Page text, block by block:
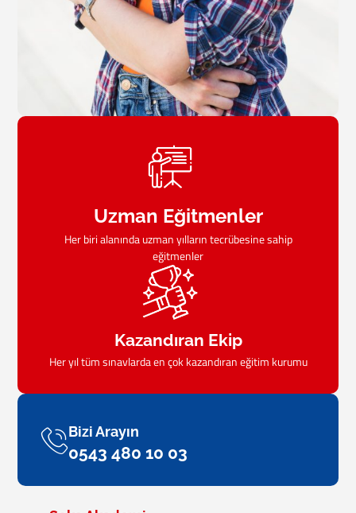
Uzman Eğitmenler
Her biri alanında uzman yılların tecrübesine sahip
eğitmenler
Kazandıran Ekip
Her yıl tüm sınavlarda en çok kazandıran eğitim kurumu
Bizi Arayın
0543 480 10 03